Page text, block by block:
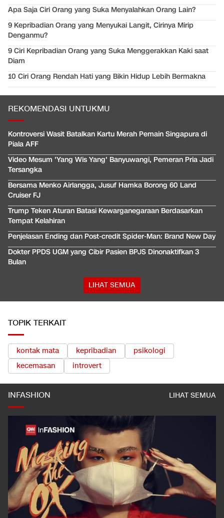
Apa Saja Ciri Orang yang Suka Menyalahkan Orang Lain?
9 Kepribadian Orang yang Menyukai Langit, Cirinya Mirip
Denganmu?
9 Ciri Kepribadian Orang yang Suka Menggerakkan Kaki saat
Diam
10 Ciri Orang Rendah Hati yang Bikin Hidup Lebih Bermakna
REKOMENDASI UNTUKMU
Kontroversi Wasit Batalkan Kartu Merah Pemain Singapura di
Piala AFF
Video Mesum 'Yang Wis Yang' Banyuwangi, Pemeran Pria Jadi
Tersangka
Bersama Menko Airlangga, Jusuf Hamka Borong 60 Land
Cruiser FJ
Trump Teken Aturan Batasi Kewarganegaraan Berdasarkan
Tempat Kelahiran
Penjelasan Ending dan Post-credit Spider-Man: Brand New Day
Dokter PPDS UGM yang Cibir Pasien BPJS Dinonaktifkan 3
Bulan
LIHAT SEMUA
TOPIK TERKAIT
kontak mata kepribadian
psikologi
kecemasan
introvert
INFASHION LIHAT SEMUA